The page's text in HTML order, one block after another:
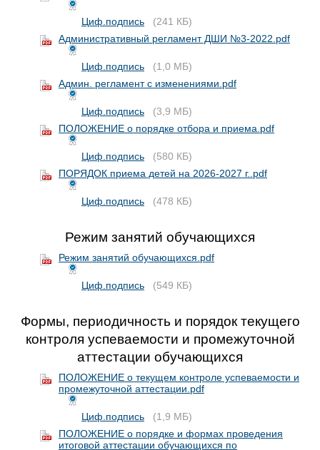
Циф.подпись
(241 КБ)
Административный регламент ДШИ №3-2022.pdf
Циф.подпись
(1,0 МБ)
Админ. регламент с изменениями.pdf
Циф.подпись
(3,9 МБ)
ПОЛОЖЕНИЕ о порядке отбора и приема.pdf
Циф.подпись
(580 КБ)
ПОРЯДОК приема детей на 2026-2027 г..pdf
Циф.подпись (478 КБ)
Режим занятий обучающихся
Режим занятий обучающихся.pdf
Циф.подпись (549 КБ)
Формы, периодичность и порядок текущего
контроля успеваемости и промежуточной
аттестации обучающихся
ПОЛОЖЕНИЕ о текущем контроле успеваемости и
промежуточной аттестации.pdf
Циф.подпись
(1,9 МБ)
ПОЛОЖЕНИЕ о порядке и формах проведения
итоговой аттестации обучающихся по